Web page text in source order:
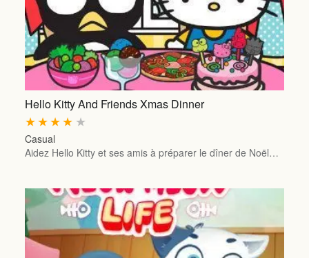
Hello Kitty And Friends Xmas Dinner
★
★
★
★
★
Casual
Aidez Hello Kitty et ses amis à préparer le dîner de Noël…